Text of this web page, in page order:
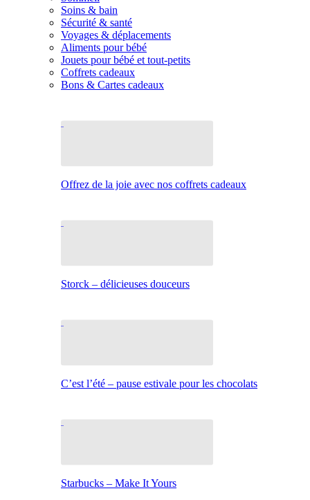
Soins & bain
Sécurité & santé
Voyages & déplacements
Aliments pour bébé
Jouets pour bébé et tout-petits
Coffrets cadeaux
Bons & Cartes cadeaux
Offrez de la joie avec nos coffrets cadeaux
Storck – délicieuses douceurs
C’est l’été – pause estivale pour les chocolats
Starbucks – Make It Yours